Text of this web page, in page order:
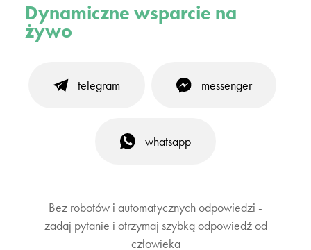
Dynamiczne wsparcie na
żywo
telegram messenger
whatsapp
Bez robotów i automatycznych odpowiedzi -
zadaj pytanie i otrzymaj szybką odpowiedź od
człowieka